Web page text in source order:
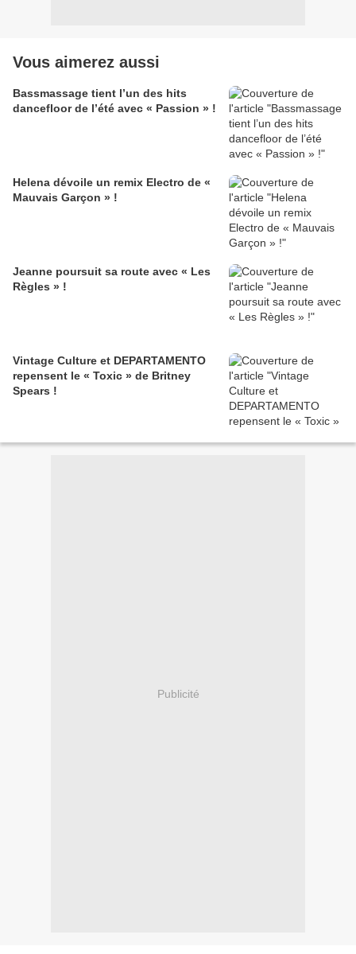
Vous aimerez aussi
Bassmassage tient l’un des hits
dancefloor de l’été avec « Passion » !
Helena dévoile un remix Electro de «
Mauvais Garçon » !
Jeanne poursuit sa route avec « Les
Règles » !
Vintage Culture et DEPARTAMENTO
repensent le « Toxic » de Britney
Spears !
Publicité